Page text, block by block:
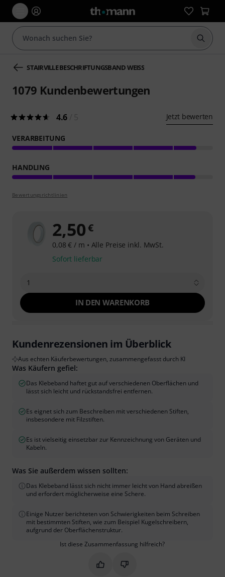
Suche
STAIRVILLE BESCHRIFTUNGSBAND WEISS
1079 Kundenbewertungen
4.6 Jetzt bewerten
VERARBEITUNG
HANDLING
Bewertungsrichtlinien
2,50 €
0,08 € / m • Alle Preise inkl. MwSt.
Sofort lieferbar
1
IN DEN WARENKORB
Kundenrezensionen im Überblick
Aus echten Käuferbewertungen, zusammengefasst durch KI
Was Käufern gefiel:
Das Klebeband haftet gut auf verschiedenen Oberflächen und
lässt sich leicht und rückstandsfrei entfernen.
Es eignet sich zum Beschreiben mit verschiedenen Stiften,
insbesondere mit Filzstiften.
Es ist vielseitig einsetzbar zur Kennzeichnung von Geräten und
Kabeln.
Was Sie außerdem wissen sollten:
Das Klebeband lässt sich nicht immer leicht von Hand abreißen
und erfordert möglicherweise eine Schere.
Einige Nutzer berichteten von Schwierigkeiten beim Schreiben
mit bestimmten Stiften, wie zum Beispiel Kugelschreibern,
aufgrund der Oberflächenstruktur.
Ist diese Zusammenfassung hilfreich?
Markieren Sie diese
Markieren Sie diese